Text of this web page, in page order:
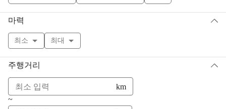
마력
최소 최대
주행거리
km
~